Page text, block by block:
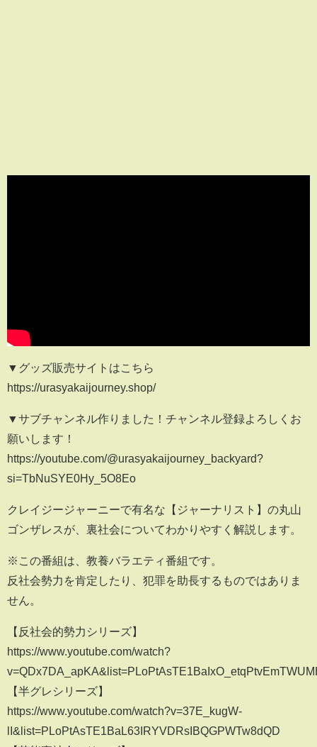
▼グッズ販売サイトはこちら
https://urasyakaijourney.shop/
▼サブチャンネル作りました！チャンネル登録よろしくお
願いします！
https://youtube.com/@urasyakaijourney_backyard?
si=TbNuSYE0Hy_5O8Eo
クレイジージャーニーで有名な【ジャーナリスト】の丸山
ゴンザレスが、裏社会についてわかりやすく解説します。
※この番組は、教養バラエティ番組です。
反社会勢力を肯定したり、犯罪を助長するものではありま
せん。
【反社会的勢力シリーズ】
https://www.youtube.com/watch?
【半グレシリーズ】
https://www.youtube.com/watch?v=37E_kugW-
lI&list=PLoPtAsTE1BaL63IRYVDRsIBQGPWTw8dQD